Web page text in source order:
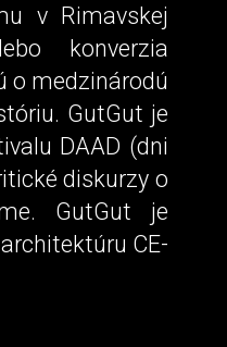
v Rimavskej
konverzia
o medzinárodú
GutGut je
DAAD (dni
diskurzy o
GutGut je
CE-